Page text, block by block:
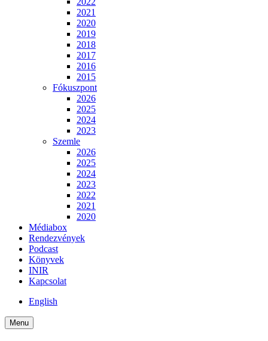
2021
2020
2019
2018
2017
2016
2015
Fókuszpont
2026
2025
2024
2023
Szemle
2026
2025
2024
2023
2022
2021
2020
Médiabox
Rendezvények
Podcast
Könyvek
INIR
Kapcsolat
English
Menu